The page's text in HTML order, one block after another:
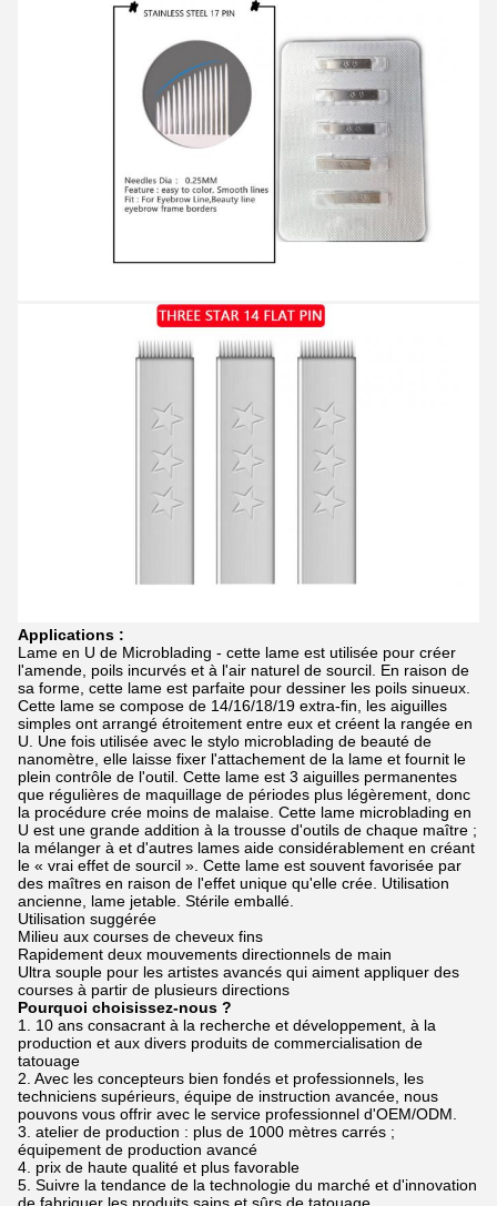
Applications :
Lame en U de Microblading - cette lame est utilisée pour créer
l'amende, poils incurvés et à l'air naturel de sourcil. En raison de
sa forme, cette lame est parfaite pour dessiner les poils sinueux.
Cette lame se compose de 14/16/18/19 extra-fin, les aiguilles
simples ont arrangé étroitement entre eux et créent la rangée en
U. Une fois utilisée avec le stylo microblading de beauté de
nanomètre, elle laisse fixer l'attachement de la lame et fournit le
plein contrôle de l'outil. Cette lame est 3 aiguilles permanentes
que régulières de maquillage de périodes plus légèrement, donc
la procédure crée moins de malaise. Cette lame microblading en
U est une grande addition à la trousse d'outils de chaque maître ;
la mélanger à et d'autres lames aide considérablement en créant
le « vrai effet de sourcil ». Cette lame est souvent favorisée par
des maîtres en raison de l'effet unique qu'elle crée. Utilisation
ancienne, lame jetable. Stérile emballé.
Utilisation suggérée
Milieu aux courses de cheveux fins
Rapidement deux mouvements directionnels de main
Ultra souple pour les artistes avancés qui aiment appliquer des
courses à partir de plusieurs directions
Pourquoi choisissez-nous ?
1. 10 ans consacrant à la recherche et développement, à la
production et aux divers produits de commercialisation de
tatouage
2. Avec les concepteurs bien fondés et professionnels, les
techniciens supérieurs, équipe de instruction avancée, nous
pouvons vous offrir avec le service professionnel d'OEM/ODM.
3. atelier de production : plus de 1000 mètres carrés ;
équipement de production avancé
4. prix de haute qualité et plus favorable
5. Suivre la tendance de la technologie du marché et d'innovation